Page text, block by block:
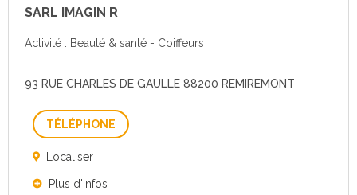
SARL IMAGIN R
Activité : Beauté & santé - Coiffeurs
93 RUE CHARLES DE GAULLE 88200 REMIREMONT
Téléphone
Localiser
Plus d'infos